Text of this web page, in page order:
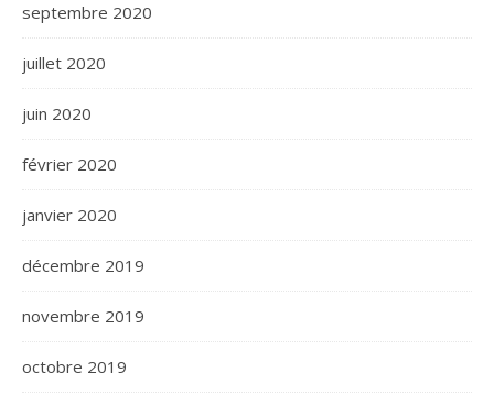
septembre 2020
juillet 2020
juin 2020
février 2020
janvier 2020
décembre 2019
novembre 2019
octobre 2019